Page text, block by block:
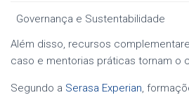
Governança e Sustentabilidade
Além disso, recursos
caso e mentorias práticas tornam o
Segundo a Serasa Experian,